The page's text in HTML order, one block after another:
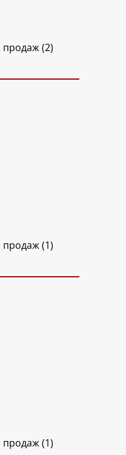
продаж (2)
продаж (1)
продаж (1)